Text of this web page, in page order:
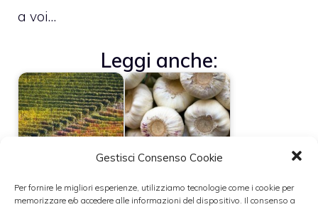
Gestisci Consenso Cookie
Per fornire le migliori esperienze, utilizziamo tecnologie come i cookie per
memorizzare e/o accedere alle informazioni del dispositivo. Il consenso a
a voi…
Leggi anche:
Cucina delle
Salsa alle